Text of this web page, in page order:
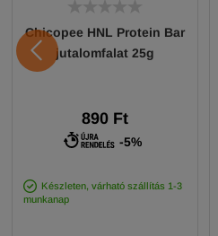
Chicopee HNL Protein Bar
jutalomfalat 25g
890 Ft
-5%
Készleten, várható szállítás 1-3
munkanap